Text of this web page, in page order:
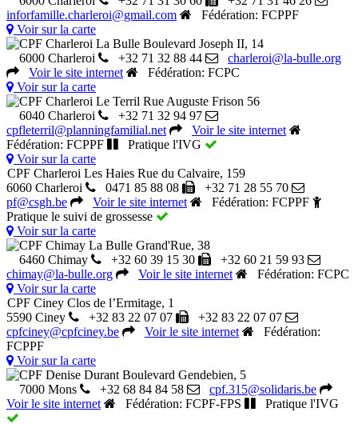
inforfamille.charleroi@gmail.com
Fédération: FCPPF
Voir sur la carte
CPF Charleroi La Bulle Boulevard Joseph II, 14
6000 Charleroi
+32 71 32 88 44
charleroi@la-bulle.org
Voir le site internet
Fédération: FCPC
Voir sur la carte
CPF Charleroi Le Terril Rue Auguste Frison 56
6040 Charleroi
+32 71 32 94 97
cpfleterril@planningfamilial.net
Voir le site internet
Fédération: FCPPF
Pratique l'IVG
Voir sur la carte
CPF Charleroi Les Haies Rue du Calvaire, 159
6060 Charleroi
0471 85 88 08
+32 71 28 55 70
pf@csgh.be
Voir le site internet
Fédération: FCPPF
Pratique le suivi de grossesse
Voir sur la carte
CPF Chimay La Bulle Grand'Rue, 38
6460 Chimay
+32 60 39 15 30
+32 60 21 59 93
chimay@la-bulle.org
Voir le site internet
Fédération: FCPC
Voir sur la carte
CPF Ciney Clos de l’Ermitage, 1
5590 Ciney
+32 83 22 07 07
+32 83 22 07 07
cpfciney@cpfciney.be
Voir le site internet
Fédération:
FCPPF
Voir sur la carte
CPF Denise Durant Boulevard Gendebien, 5
7000 Mons
+32 68 84 84 58
cpf.315@solidaris.be
Voir le site internet
Fédération: FCPF-FPS Pratique l'IVG